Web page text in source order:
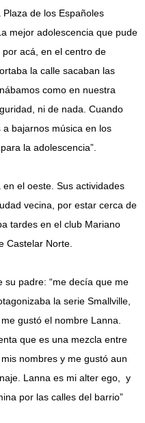
de los Españoles
mejor adolescencia que pude
acá, en el centro de
la calle sacaban las
como en nuestra
ni de nada. Cuando
bajarnos música en los
la adolescencia”.
el oeste. Sus actividades
vecina, por estar cerca de
tardes en el club Mariano
Castelar Norte.
su padre: “me decía que me
la serie Smallville,
gustó el nombre Lanna.
que es una mezcla entre
nombres y me gustó aun
Lanna es mi alter ego, y
por las calles del barrio”